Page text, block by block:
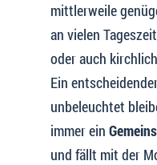
mittlerweile
an vielen
oder auch
Ein
unbeleuchtet
immer ein
und fällt mit der